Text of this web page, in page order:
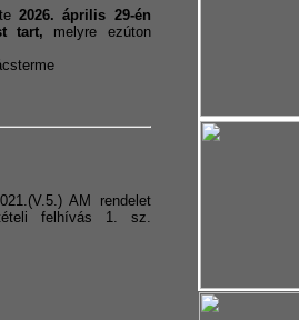
2026. április 29-én
tart, melyre ezúton
AM rendelet
felhívás 1. sz.